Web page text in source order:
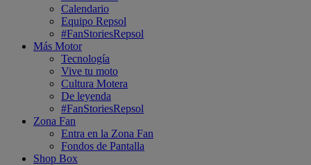
Calendario
Equipo Repsol
#FanStoriesRepsol
Más Motor
Tecnología
Vive tu moto
Cultura Motera
De leyenda
#FanStoriesRepsol
Zona Fan
Entra en la Zona Fan
Fondos de Pantalla
Shop Box